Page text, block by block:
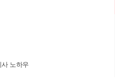
사 노하우